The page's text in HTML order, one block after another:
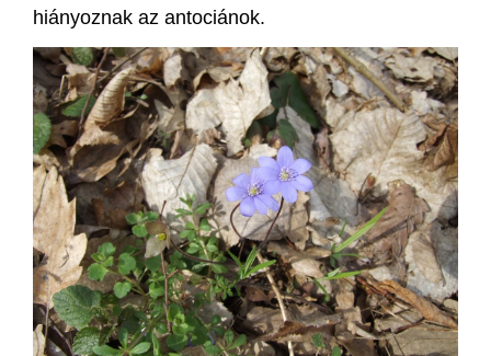
hiányoznak az antociánok.